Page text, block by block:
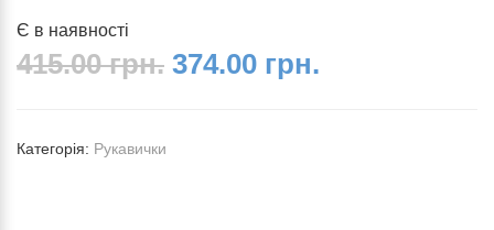
Є в наявності
415.00 грн. 374.00 грн.
Категорія: Рукавички